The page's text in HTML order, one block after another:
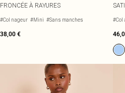
FRONCÉE À RAYURES
#Col nageur #Mini #Sans manches
38,00 €
#Col